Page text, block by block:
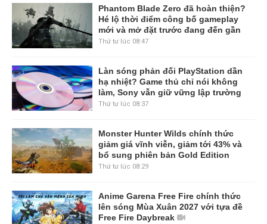
Phantom Blade Zero đã hoàn thiện?
Hé lộ thời điểm công bố gameplay
mới và mở đặt trước đang đến gần
Thứ tư lúc 08:47
Làn sóng phản đối PlayStation dần
hạ nhiệt? Game thủ chỉ nói không
làm, Sony vẫn giữ vững lập trường
Thứ tư lúc 08:37
Monster Hunter Wilds chính thức
giảm giá vĩnh viễn, giảm tới 43% và
bổ sung phiên bản Gold Edition
Thứ tư lúc 08:29
Anime Garena Free Fire chính thức
lên sóng Mùa Xuân 2027 với tựa đề
Free Fire Daybreak